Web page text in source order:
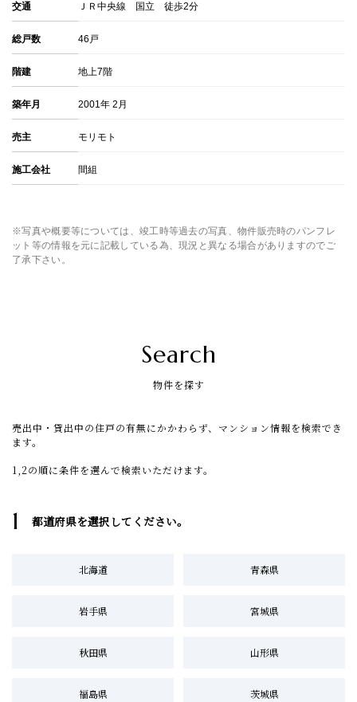
交通 ＪＲ中央線 国立 徒歩2分
総戸数 46戸
階建 地上7階
築年月 2001年 2月
売主 モリモト
施工会社 間組
※写真や概要等については、竣工時等過去の写真、物件販売時のパンフレ
ット等の情報を元に記載している為、現況と異なる場合がありますのでご
了承下さい。
Search
物件を探す
売出中・貸出中の住戸の有無にかかわらず、マンション情報を検索でき
ます。
1,2の順に条件を選んで検索いただけます。
1 都道府県を選択してください。
北海道 青森県
岩手県 宮城県
秋田県 山形県
福島県 茨城県